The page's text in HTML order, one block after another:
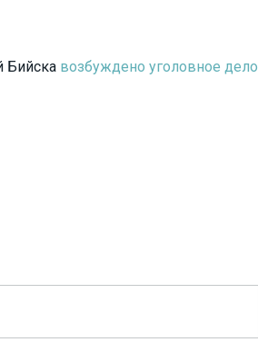
Бийска возбуждено уголовное дело